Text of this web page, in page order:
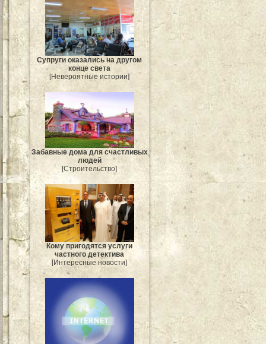
Супруги оказались на другом
конце света
[Невероятные истории]
Забавные дома для счастливых
людей
[Строительство]
Кому пригодятся услуги
частного детектива
[Интересные новости]